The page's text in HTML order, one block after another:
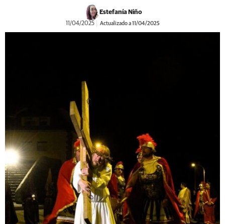
Estefanía Niño
11/04/2025 Actualizado a 11/04/2025